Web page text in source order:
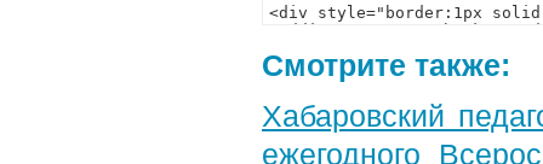
Смотрите также:
Хабаровский
ежегодного